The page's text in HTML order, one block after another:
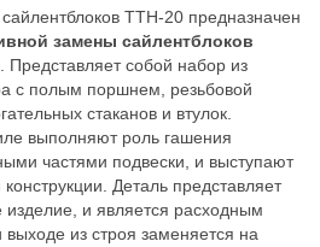
ТТН-20 предназначен
замены сайлентблоков
. Представляет собой набор из
с полым поршнем, резьбовой
стаканов и втулок.
выполняют роль гашения
частями подвески, и выступают
Деталь представляет
изделие, и является расходным
из строя заменяется на